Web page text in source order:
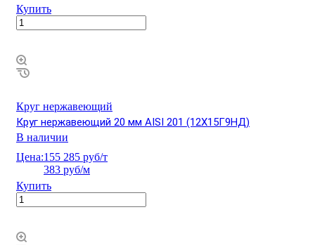
Купить
Круг нержавеющий
Круг нержавеющий 20 мм AISI 201 (12Х15Г9НД)
В наличии
Цена:155 285 руб/т
383 руб/м
Купить